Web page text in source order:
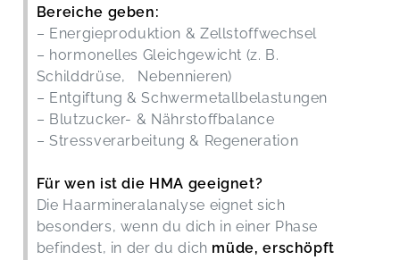
Bereiche geben:
– Energieproduktion & Zellstoffwechsel
– hormonelles Gleichgewicht (z. B.
Schilddrüse, Nebennieren)
– Entgiftung & Schwermetallbelastungen
– Blutzucker- & Nährstoffbalance
– Stressverarbeitung & Regeneration
Für wen ist die HMA geeignet?
Die Haarmineralanalyse eignet sich
besonders, wenn du dich in einer Phase
befindest, in der du dich müde, erschöpft